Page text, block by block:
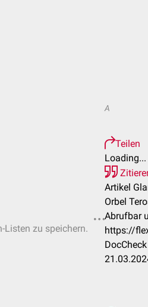
Listen zu speichern.
A
Teilen
Loading...
Artikel
Orbel
Abrufbar
https://